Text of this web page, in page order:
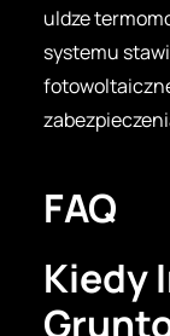
uldze
systemu
FAQ
Kiedy